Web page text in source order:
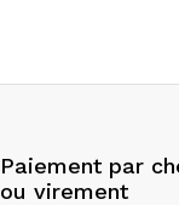
Paiement par
ou virement